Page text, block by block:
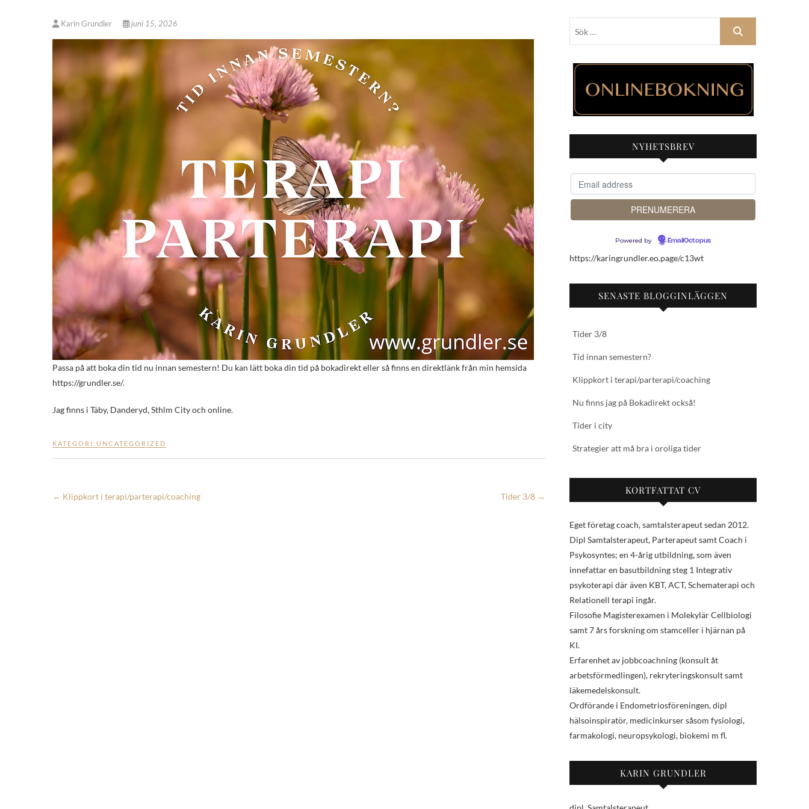
Karin Grundler juni 15, 2026
Passa på att boka din tid nu innan semestern! Du kan lätt boka din tid på bokadirekt eller så finns en direktlänk från min hemsida
https://grundler.se/.
Jag finns i Täby, Danderyd, Sthlm City och online.
KATEGORI: UNCATEGORIZED
← Klippkort i terapi/parterapi/coaching Tider 3/8 →
NYHETSBREV
Powered by EmailOctopus
https://karingrundler.eo.page/c13wt
SENASTE BLOGGINLÄGGEN
Tider 3/8
Tid innan semestern?
Klippkort i terapi/parterapi/coaching
Nu finns jag på Bokadirekt också!
Tider i city
Strategier att må bra i oroliga tider
KORTFATTAT CV
Eget företag coach, samtalsterapeut sedan 2012.
Dipl Samtalsterapeut, Parterapeut samt Coach i
Psykosyntes; en 4-årig utbildning, som även
innefattar en basutbildning steg 1 Integrativ
psykoterapi där även KBT, ACT, Schematerapi och
Relationell terapi ingår.
Filosofie Magisterexamen i Molekylär Cellbiologi
samt 7 års forskning om stamceller i hjärnan på
KI.
Erfarenhet av jobbcoachning (konsult åt
arbetsförmedlingen), rekryteringskonsult samt
läkemedelskonsult.
Ordförande i Endometriosföreningen, dipl
hälsoinspiratör, medicinkurser såsom fysiologi,
farmakologi, neuropsykologi, biokemi m fl.
KARIN GRUNDLER